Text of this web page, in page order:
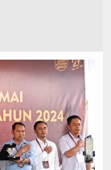
dan Bupati
Bobotoh Doakan
Bobotoh, Nobar
2026 Perkuat
Junjung
di Cakung, Urban